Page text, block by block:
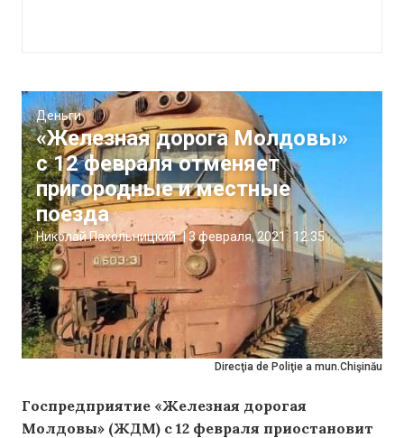
Direcţia de Poliţie a mun.Chişinău
Деньги
«Железная дорога Молдовы»
с 12 февраля отменяет
пригородные и местные
поезда
Николай Пахольницкий |3 февраля, 2021 12:35
Госпредприятие «Железная дорогая
Молдовы» (ЖДМ) с 12 февраля приостановит